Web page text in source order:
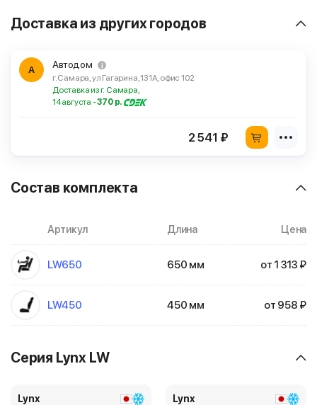
Доставка из других городов
А Автодом
г. Самара, ул Гагарина, 131А, офис 102
Доставка из г. Самара,
14 августа -370 р.
2 541 ₽
Состав комплекта
Артикул Длина Цена
LW650 650 мм от 1 313 ₽
LW450 450 мм от 958 ₽
Серия Lynx LW
Lynx Lynx